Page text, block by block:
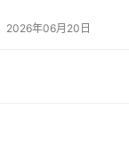
2026年06月20日